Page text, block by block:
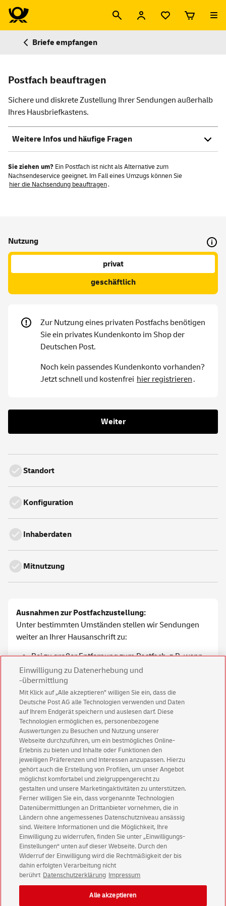
Briefe empfangen
Postfach beauftragen
Sichere und diskrete Zustellung Ihrer Sendungen außerhalb
Ihres Hausbriefkastens.
Weitere Infos und häufige Fragen
Sie ziehen um? Ein Postfach ist nicht als Alternative zum
Nachsendeservice geeignet. Im Fall eines Umzugs können Sie
hier die Nachsendung beauftragen.
Nutzung
privat
geschäftlich
Zur Nutzung eines privaten Postfachs benötigen
Sie ein privates Kundenkonto im Shop der
Deutschen Post.
Noch kein passendes Kundenkonto vorhanden?
Jetzt schnell und kostenfrei hier registrieren .
Weiter
Standort
Konfiguration
Inhaberdaten
Mitnutzung
Ausnahmen zur Postfachzustellung:
Unter bestimmten Umständen stellen wir Sendungen
weiter an Ihrer Hausanschrift zu:
Bei zu großer Entfernung zum Postfach, z.B. wenn
es sich um unterschiedliche
Orte/Ortsteile/Stadtteile/Postleitzahlen handelt.
Betriebliche Gründe, die eine taggleiche Zustellung
verhindern
Bitte stellen Sie sicher, dass Ihr Name weiterhin
gut sichtbar am Briefkasten steht.
Postfach privat(jährlich)
In den Warenkorb
© Mon Aug 10 12:11:57 CEST 2026 Deutsche Post AG
Impressum
Datenschutz
Einwilligungs-Einstellungen
Rechtliche Hinweise
Einwilligung zu Datenerhebung und
-übermittlung
Mit Klick auf „Alle akzeptieren” willigen Sie ein, dass die
Deutsche Post AG alle Technologien verwenden und Daten
auf Ihrem Endgerät speichern und auslesen darf. Diese
Technologien ermöglichen es, personenbezogene
Auswertungen zu Besuchen und Nutzung unserer
Webseite durchzuführen, um ein bestmögliches Online-
Erlebnis zu bieten und Inhalte oder Funktionen den
jeweiligen Präferenzen und Interessen anzupassen. Hierzu
gehört auch die Erstellung von Profilen, um unser Angebot
möglichst komfortabel und zielgruppengerecht zu
gestalten und unsere Marketingaktivitäten zu unterstützen.
Ferner willigen Sie ein, dass vorgenannte Technologien
Datenübermittlungen an Drittanbieter vornehmen, die in
Ländern ohne angemessenes Datenschutzniveau ansässig
sind. Weitere Informationen und die Möglichkeit, Ihre
Einwilligung zu widerrufen, finden Sie unter „Einwilligungs-
Einstellungen“ unten auf dieser Webseite. Durch den
Widerruf der Einwilligung wird die Rechtmäßigkeit der bis
dahin erfolgten Verarbeitung nicht
berührt Datenschutzerklärung Impressum
Alle akzeptieren